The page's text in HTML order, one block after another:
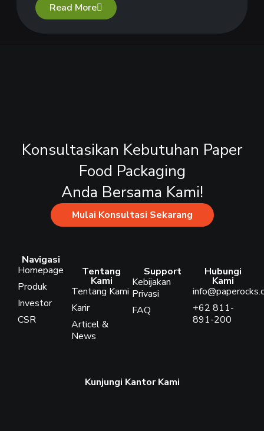
Read More
Konsultasikan Kebutuhan Paper
Food Packaging
Anda Bersama Kami!
Mulai Konsultasi Sekarang
Navigasi
Homepage
Produk
Investor
CSR
Tentang
Kami
Tentang Kami
Karir
Articel &
News
Support
Kebijakan
Privasi
FAQ
Hubungi
Kami
+62 811-
891-200
Kunjungi Kantor Kami